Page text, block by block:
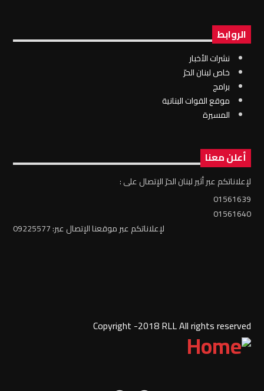
الروابط
نشرات الأخبار
خاص لبنان الحرّ
برامج
موقع القوات البنانية
المسيرة
أعلن معنا
لإعلاناتكم عبر أثير لبنان الحرّ الإتصال على :
01561639
01561640
لإعلاناتكم عبر موقعنا الإتصال عبر: 09225577
Copyright -2018 RLL All rights reserved